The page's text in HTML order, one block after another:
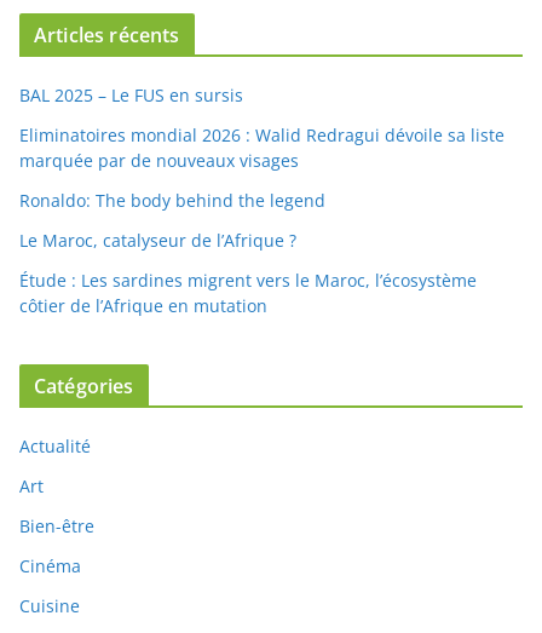
Articles récents
BAL 2025 – Le FUS en sursis
Eliminatoires mondial 2026 : Walid Redragui dévoile sa liste
marquée par de nouveaux visages
Ronaldo: The body behind the legend
Le Maroc, catalyseur de l’Afrique ?
Étude : Les sardines migrent vers le Maroc, l’écosystème
côtier de l’Afrique en mutation
Catégories
Actualité
Art
Bien-être
Cinéma
Cuisine